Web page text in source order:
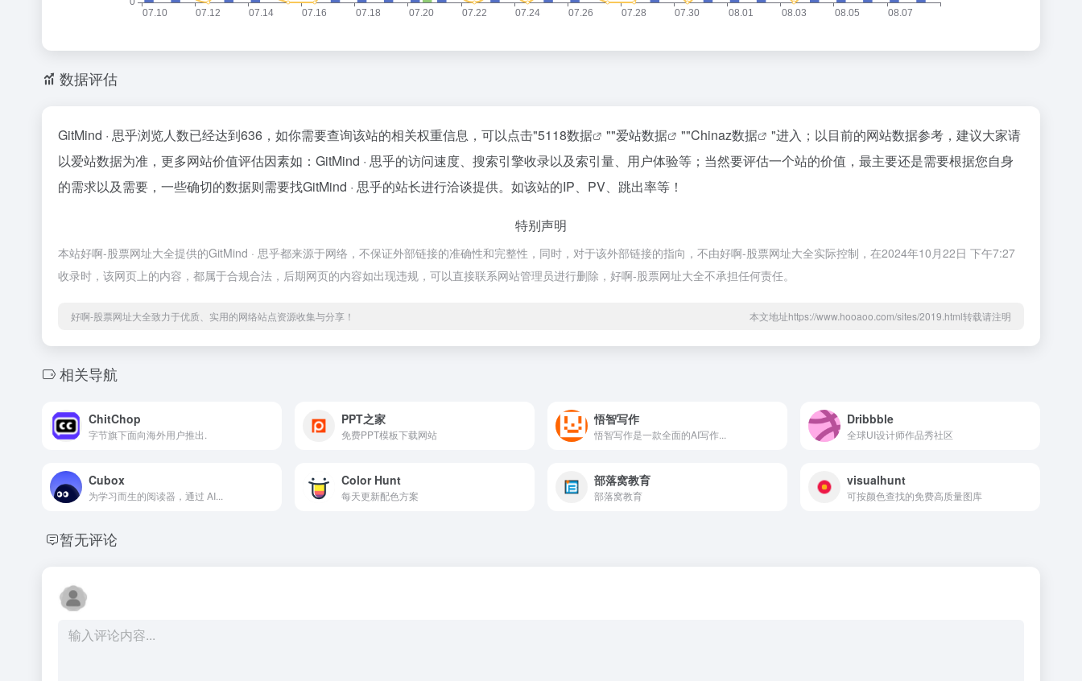
数据评估
GitMind · 思乎浏览人数已经达到636，如你需要查询该站的相关权重信息，可以点击"5118数据 ""爱站数据 ""Chinaz数据
"进入；以目前的网站数据参考，建议大家请
以爱站数据为准，更多网站价值评估因素如：GitMind · 思乎的访问速度、搜索引擎收录以及索引量、用户体验等；当然要评估一个站的价值，最主要还是需要根据您自身
的需求以及需要，一些确切的数据则需要找GitMind · 思乎的站长进行洽谈提供。如该站的IP、PV、跳出率等！
特别声明
本站好啊-股票网址大全提供的GitMind · 思乎都来源于网络，不保证外部链接的准确性和完整性，同时，对于该外部链接的指向，不由好啊-股票网址大全实际控制，在2024年10月22日 下午7:27
收录时，该网页上的内容，都属于合规合法，后期网页的内容如出现违规，可以直接联系网站管理员进行删除，好啊-股票网址大全不承担任何责任。
好啊-股票网址大全致力于优质、实用的网络站点资源收集与分享！ 本文地址https://www.hooaoo.com/sites/2019.html转载请注明
相关导航
ChitChop
字节旗下面向海外用户推出.
PPT之家
免费PPT模板下载网站
悟智写作
悟智写作是一款全面的AI写作...
Dribbble
全球UI设计师作品秀社区
Cubox
为学习而生的阅读器，通过 AI...
Color Hunt
每天更新配色方案
部落窝教育
部落窝教育
visualhunt
可按颜色查找的免费高质量图库
暂无评论